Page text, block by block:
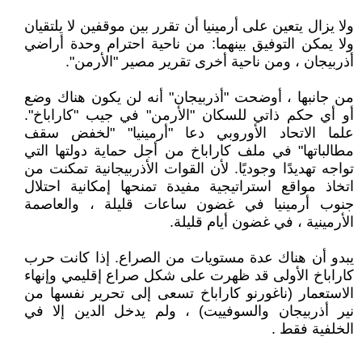
ولا يزال يتعين على أرمينيا أن تقرر بين موقفين لا يلتقيان
ولا يمكن التوفيق بينهما: من ناحية احترام وحدة أراضي
أذربيجان ، ومن ناحية أخرى تقرير مصير "الأرمن".
من جانبها ، أوضحت "أذربيجان" أنه لن يكون هناك وضع
أو أي حكم ذاتي للسكان "الأرمن" في جيب "كاراباخ".
علما الاتحاد الأوروبي دعا "أرمينيا" "لخفض سقف
مطالباتها" في ملف كاراباخ من أجل حماية دولتها التي
تواجه تهديدًا وجوديًا. لأن القوات الأذربيجانية تمكنت من
اتخاذ مواقع استراتيجية مفيدة تمنحها إمكانية احتلال
جنوب أرمينيا في غضون ساعات قليلة ، والعاصمة
الأرمينية ، في غضون أيام قليلة.
يبدو أن هناك عدة مستويات من الصراع. إذا كانت حرب
كاراباخ الأولى قد ظهرت على شكل صراع إقليمي وإنهاء
الاستعمار (ناغورنو كاراباخ تسعى إلى تحرير نفسها من
نير أذربيجان والسوفييت) ، ولم يدخل الدين إلا في
الخلفية فقط .